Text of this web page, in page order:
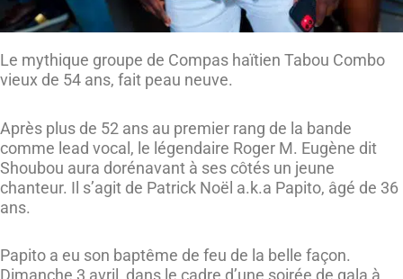
Le mythique groupe de Compas haïtien Tabou Combo
vieux de 54 ans, fait peau neuve.
Après plus de 52 ans au premier rang de la bande
comme lead vocal, le légendaire Roger M. Eugène dit
Shoubou aura dorénavant à ses côtés un jeune
chanteur. Il s’agit de Patrick Noël a.k.a Papito, âgé de 36
ans.
Papito a eu son baptême de feu de la belle façon.